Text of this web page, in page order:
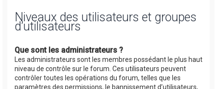
Niveaux des utilisateurs et groupes
d’utilisateurs
Que sont les administrateurs ?
Les administrateurs sont les membres possédant le plus haut
niveau de contrôle sur le forum. Ces utilisateurs peuvent
contrôler toutes les opérations du forum, telles que les
paramètres des permissions, le bannissement d’utilisateurs,